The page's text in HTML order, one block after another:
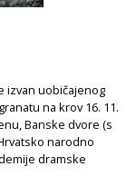
izvan uobičajenog
na krov 16. 11.
Banske dvore (s
narodno
dramske